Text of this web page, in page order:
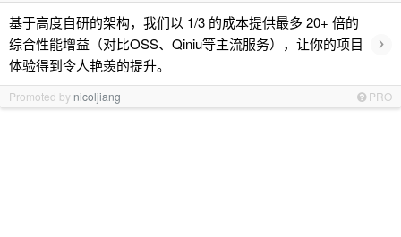
基于高度自研的架构，我们以 1/3 的成本提供最多 20+ 倍的
综合性能增益（对比OSS、Qiniu等主流服务），让你的项目
体验得到令人艳羡的提升。
›
Promoted by nicoljiang PRO